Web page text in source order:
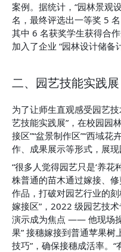
案例。据统计，“园林景观
名，最终评选出一等奖 5
其中 6 名获奖学生获得合
加入了企业 “园林设计储备计
二、园艺技能实践
为了让师生直观感受园艺
艺技能实践展”，在校园园
接区”“盆景制作区”“西域
作、成果展示等形式，展现
“很多人觉得园艺只是‘养花
株普通的苗木通过嫁接、
作品，打破对园艺行业的
嫁接区”，2022 级园艺技
演示成为焦点 —— 他现场
果” 接穗嫁接到普通苹果树
技巧”，确保接穗成活率。